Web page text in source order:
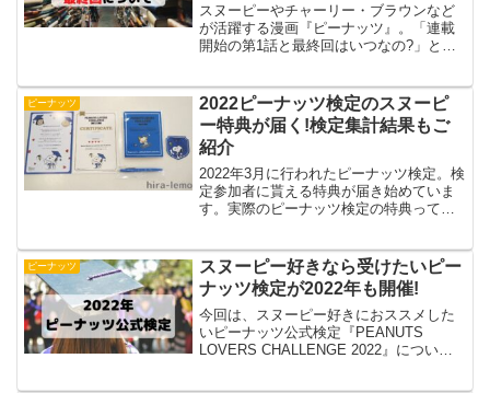
スヌーピーやチャーリー・ブラウンなど
が活躍する漫画『ピーナッツ』。「連載
開始の第1話と最終回はいつなの?」とい
いてご紹介していきます。日本での新聞
連載についてもご紹介するので、最後ま
で楽しめますよ。
ピーナッツ
2022ピーナッツ検定のスヌーピ
ー特典が届く!検定集計結果もご
紹介
2022年3月に行われたピーナッツ検定。検
定参加者に貰える特典が届き始めていま
す。実際のピーナッツ検定の特典って気
集計結果についてご紹介していきます。
ピーナッツ
スヌーピー好きなら受けたいピー
ナッツ検定が2022年も開催!
今回は、スヌーピー好きにおススメした
いピーナッツ公式検定『PEANUTS
LOVERS CHALLENGE 2022』について